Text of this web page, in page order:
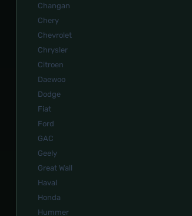
Changan
Chery
Chevrolet
Chrysler
Citroen
Daewoo
Dodge
Fiat
Ford
GAC
Geely
Great Wall
Haval
Honda
Hummer